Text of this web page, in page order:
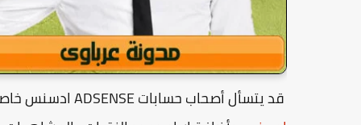
قد يتسأل أصحاب حسابات ADSENSE ادسنس خاصة المبتدئين عن ماهو المدى والفترة التى يتم تحديث